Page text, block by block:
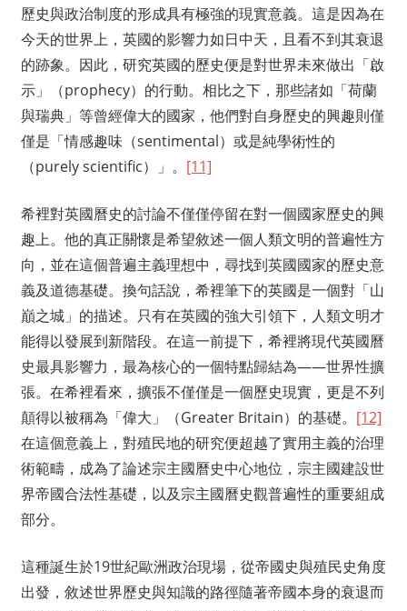
歷史與政治制度的形成具有極強的現實意義。這是因為在
今天的世界上，英國的影響力如日中天，且看不到其衰退
的跡象。因此，研究英國的歷史便是對世界未來做出「啟
示」（prophecy）的行動。相比之下，那些諸如「荷蘭
與瑞典」等曾經偉大的國家，他們對自身歷史的興趣則僅
僅是「情感趣味（sentimental）或是純學術性的
（purely scientific）」。 [11]
希裡對英國曆史的討論不僅僅停留在對一個國家歷史的興
趣上。他的真正關懷是希望敘述一個人類文明的普遍性方
向，並在這個普遍主義理想中，尋找到英國國家的歷史意
義及道德基礎。換句話說，希裡筆下的英國是一個對「山
巔之城」的描述。只有在英國的強大引領下，人類文明才
能得以發展到新階段。在這一前提下，希裡將現代英國曆
史最具影響力，最為核心的一個特點歸結為——世界性擴
張。在希裡看來，擴張不僅僅是一個歷史現實，更是不列
顛得以被稱為「偉大」（Greater Britain）的基礎。 [12]
在這個意義上，對殖民地的研究便超越了實用主義的治理
術範疇，成為了論述宗主國曆史中心地位，宗主國建設世
界帝國合法性基礎，以及宗主國曆史觀普遍性的重要組成
部分。
這種誕生於19世紀歐洲政治現場，從帝國史與殖民史角度
出發，敘述世界歷史與知識的路徑隨著帝國本身的衰退而